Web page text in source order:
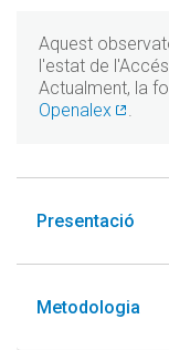
Aquest
l'estat de
Actualment, la
Openalex
Presentació
Metodologia